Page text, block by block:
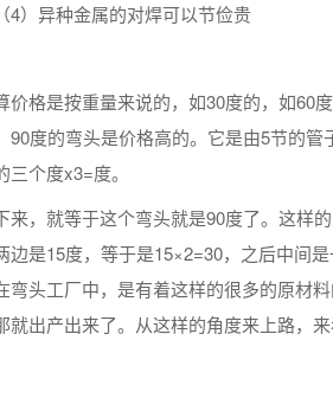
4）异种金属的对焊可以节俭贵
价格是按重量来说的，如30度的，如60
90度的弯头是价格高的。它是由5节的
个度x3=度。
来，就等于这个弯头就是90度了。这样
边是15度，等于是15×2=30，之后中间
弯头工厂中，是有着这样的很多的原材
就出产出来了。从这样的角度来上路，